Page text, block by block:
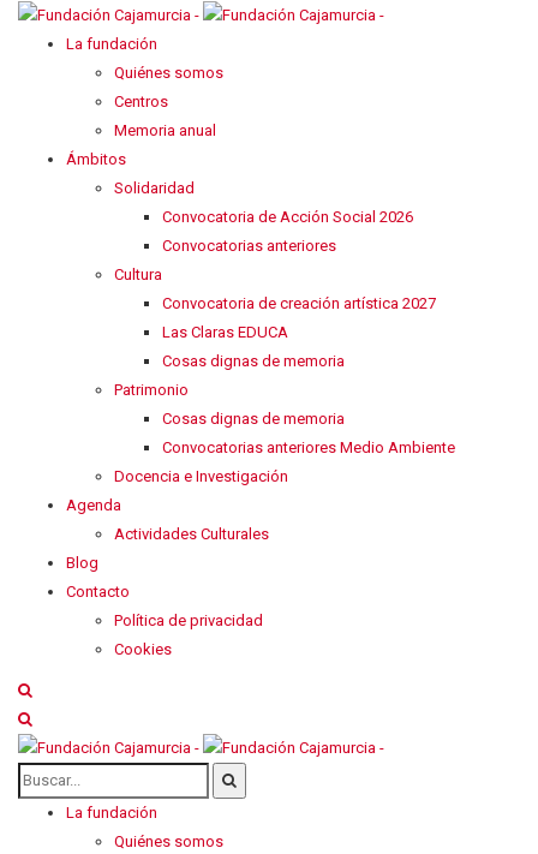
La fundación
Quiénes somos
Centros
Memoria anual
Ámbitos
Solidaridad
Convocatoria de Acción Social 2026
Convocatorias anteriores
Cultura
Convocatoria de creación artística 2027
Las Claras EDUCA
Cosas dignas de memoria
Patrimonio
Cosas dignas de memoria
Convocatorias anteriores Medio Ambiente
Docencia e Investigación
Agenda
Actividades Culturales
Blog
Contacto
Política de privacidad
Cookies
La fundación
Quiénes somos